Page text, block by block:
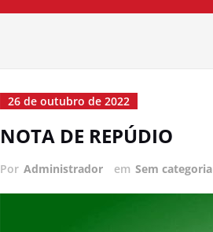
26 de outubro de 2022
NOTA DE REPÚDIO
Por Administrador em Sem categoria